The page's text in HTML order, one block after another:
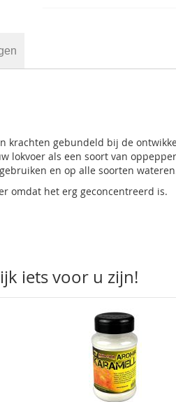
krachten gebundeld bij de
lokvoer als een soort van
en op alle soorten
omdat het erg geconcentreerd is.
iets voor u zijn!